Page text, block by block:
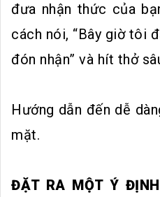
đưa nhận thức của
cách nói, “Bây giờ tôi
đón nhận” và hít thở
Hướng dẫn đến dễ
mặt.
ĐẶT RA MỘT Ý